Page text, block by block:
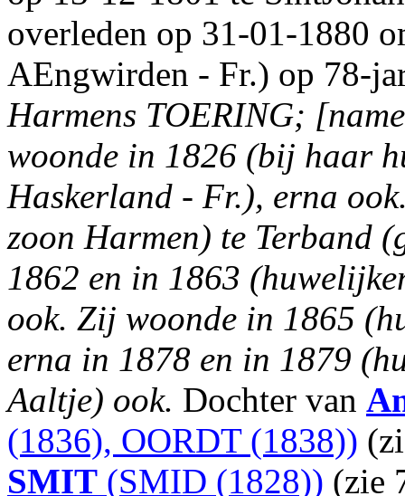
overleden op 31-01-1880
AEngwirden - Fr.) op 78-
Harmens TOERING;
woonde in 1826 (bij haar
Haskerland - Fr.), erna
zoon Harmen) te Terband
1862 en in 1863
ook. Zij woonde in 1865
erna in 1878 en in 1879
Aaltje) ook. Dochter van
(1836), OORDT (1838))
SMIT (SMID (1828)) (zie